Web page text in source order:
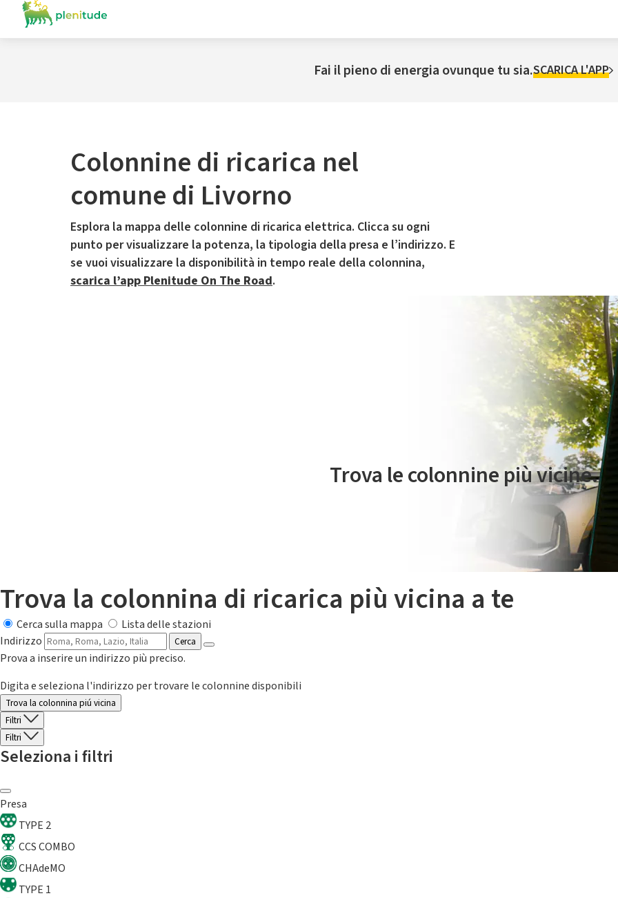
Fai il pieno di energia ovunque tu sia.SCARICA L'APP
Colonnine di ricarica nel
comune di Livorno
Esplora la mappa delle colonnine di ricarica elettrica. Clicca su ogni
punto per visualizzare la potenza, la tipologia della presa e l’indirizzo. E
se vuoi visualizzare la disponibilità in tempo reale della colonnina,
scarica l’app Plenitude On The Road.
Il servizio di mobilità elettrica è gestito da Plenitude On The Road
Trova le colonnine più vicine.
Trova la colonnina di ricarica più vicina a te
Cerca sulla mappa
Lista delle stazioni
Indirizzo
Cerca
Prova a inserire un indirizzo più preciso.
Digita e seleziona l'indirizzo per trovare le colonnine disponibili
Trova la colonnina piú vicina
Filtri
Filtri
Seleziona i filtri
Presa
TYPE 2
CCS COMBO
CHAdeMO
TYPE 1